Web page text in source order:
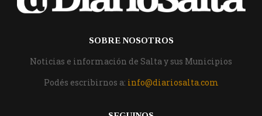
SOBRE NOSOTROS
Noticias e información de Salta y sus Municipios
Podés escribirnos a: info@diariosalta.com